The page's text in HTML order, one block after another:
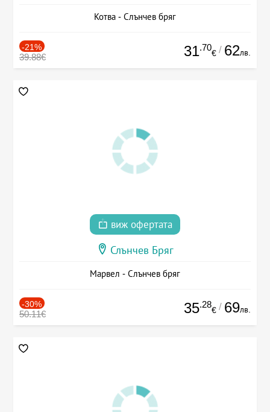
Котва - Слънчев бряг
-21%
39.88€ 31.70
€ / 62лв.
виж офертата
Слънчев Бряг
Марвел - Слънчев бряг
-30%
50.11€ 35.28
€ / 69лв.